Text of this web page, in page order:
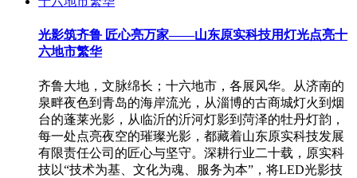
光影筑齐鲁 匠心亮万家——山东原实科技用灯光点亮十
六地市繁华
齐鲁大地，文脉绵长；十六地市，各展风华。从济南的
泉畔夜色到青岛的海岸流光，从淄博的古商城灯火到烟
台的蓬莱光影，从临沂的沂河灯影到菏泽的牡丹灯韵，
每一处点亮夜空的璀璨光影，都藏着山东原实科技发展
有限责任公司的匠心与坚守。深耕行业二十载，原实科
技以“技术为基、文化为魂、服务为本”，将LED光影技